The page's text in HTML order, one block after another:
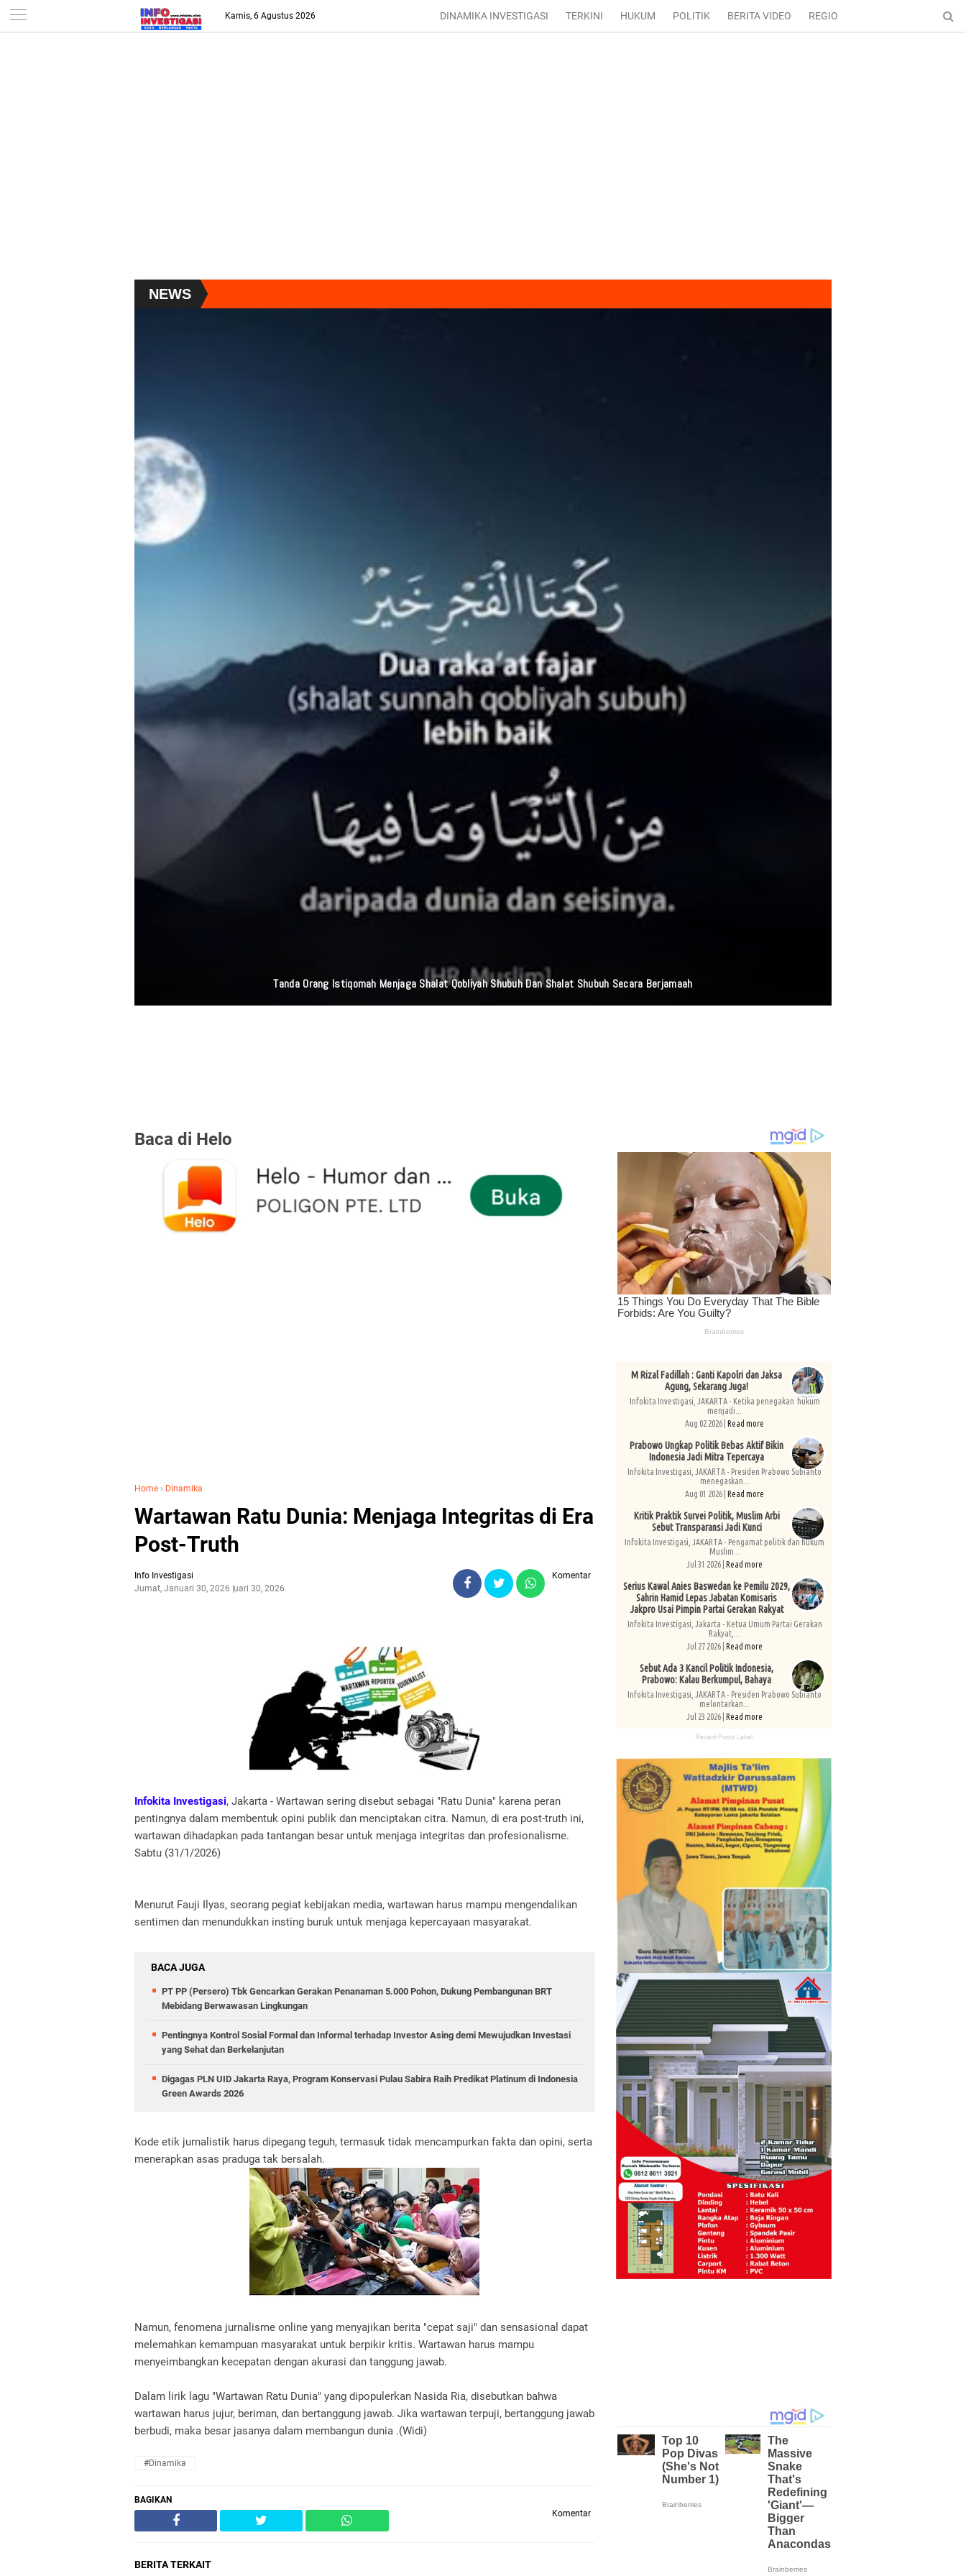
-->
Kamis, 6 Agustus 2026 DINAMIKA INVESTIGASI TERKINI HUKUM POLITIK BERITA VIDEO REGIONAL ENTERTAINMENT
NEWS
Tanda Orang Istiqomah Menjaga Shalat Qobliyah Shubuh Dan Shalat Shubuh Secara Berjamaah
Baca di Helo
Home › Dinamika
Wartawan Ratu Dunia: Menjaga Integritas di Era
Post-Truth
Info Investigasi
Jumat, Januari 30, 2026Januari 30, 2026
Komentar
Infokita Investigasi, Jakarta - Wartawan sering disebut sebagai "Ratu Dunia" karena peran
pentingnya dalam membentuk opini publik dan menciptakan citra. Namun, di era post-truth ini,
wartawan dihadapkan pada tantangan besar untuk menjaga integritas dan profesionalisme.
Sabtu (31/1/2026)
Menurut Fauji Ilyas, seorang pegiat kebijakan media, wartawan harus mampu mengendalikan
sentimen dan menundukkan insting buruk untuk menjaga kepercayaan masyarakat.
BACA JUGA
PT PP (Persero) Tbk Gencarkan Gerakan Penanaman 5.000 Pohon, Dukung Pembangunan BRT
Mebidang Berwawasan Lingkungan
Pentingnya Kontrol Sosial Formal dan Informal terhadap Investor Asing demi Mewujudkan Investasi
yang Sehat dan Berkelanjutan
Digagas PLN UID Jakarta Raya, Program Konservasi Pulau Sabira Raih Predikat Platinum di Indonesia
Green Awards 2026
Kode etik jurnalistik harus dipegang teguh, termasuk tidak mencampurkan fakta dan opini, serta
menerapkan asas praduga tak bersalah.
Namun, fenomena jurnalisme online yang menyajikan berita "cepat saji" dan sensasional dapat
melemahkan kemampuan masyarakat untuk berpikir kritis. Wartawan harus mampu
menyeimbangkan kecepatan dengan akurasi dan tanggung jawab.
Dalam lirik lagu "Wartawan Ratu Dunia" yang dipopulerkan Nasida Ria, disebutkan bahwa
wartawan harus jujur, beriman, dan bertanggung jawab. Jika wartawan terpuji, bertanggung jawab
berbudi, maka besar jasanya dalam membangun dunia .(Widi)
#Dinamika
BAGIKAN
Komentar
BERITA TERKAIT
M Rizal Fadillah : Ganti Kapolri dan Jaksa
Agung, Sekarang Juga!
Infokita Investigasi, JAKARTA - Ketika penegakan hukum
menjadi...
Aug 02 2026 | Read more
Prabowo Ungkap Politik Bebas Aktif Bikin
Indonesia Jadi Mitra Tepercaya
Infokita Investigasi, JAKARTA - Presiden Prabowo Subianto
menegaskan...
Aug 01 2026 | Read more
Kritik Praktik Survei Politik, Muslim Arbi
Sebut Transparansi Jadi Kunci
Infokita Investigasi, JAKARTA - Pengamat politik dan hukum
Muslim...
Jul 31 2026 | Read more
Serius Kawal Anies Baswedan ke Pemilu 2029,
Sahrin Hamid Lepas Jabatan Komisaris
Jakpro Usai Pimpin Partai Gerakan Rakyat
Infokita Investigasi, Jakarta - Ketua Umum Partai Gerakan
Rakyat,...
Jul 27 2026 | Read more
Sebut Ada 3 Kancil Politik Indonesia,
Prabowo: Kalau Berkumpul, Bahaya
Infokita Investigasi, JAKARTA - Presiden Prabowo Subianto
melontarkan...
Jul 23 2026 | Read more
Recent Posts Label